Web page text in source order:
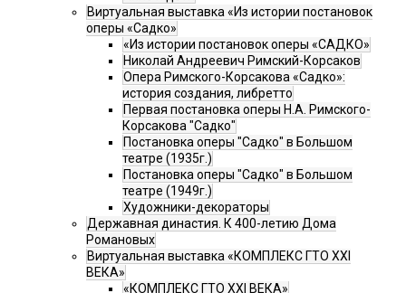
Виртуальная выставка «Из истории постановок
оперы «Садко»
«Из истории постановок оперы «САДКО»
Николай Андреевич Римский-Корсаков
Опера Римского-Корсакова «Садко»:
история создания, либретто
Первая постановка оперы Н.А. Римского-
Корсакова "Садко"
Постановка оперы "Садко" в Большом
театре (1935г.)
Постановка оперы "Садко" в Большом
театре (1949г.)
Художники-декораторы
Державная династия. К 400-летию Дома
Романовых
Виртуальная выставка «КОМПЛЕКС ГТО XXI
ВЕКА»
«КОМПЛЕКС ГТО XXI ВЕКА»